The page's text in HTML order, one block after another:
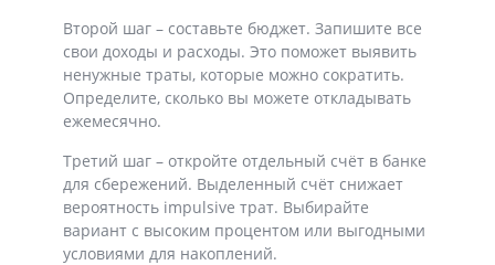
Второй шаг – составьте бюджет. Запишите все
свои доходы и расходы. Это поможет выявить
ненужные траты, которые можно сократить.
Определите, сколько вы можете откладывать
ежемесячно.
Третий шаг – откройте отдельный счёт в банке
для сбережений. Выделенный счёт снижает
вероятность impulsive трат. Выбирайте
вариант с высоким процентом или выгодными
условиями для накоплений.